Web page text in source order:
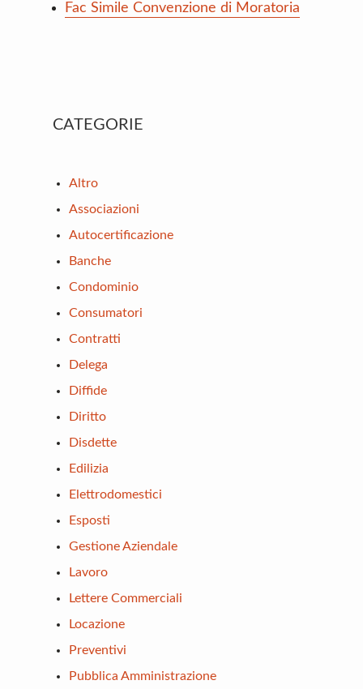
Fac Simile Convenzione di Moratoria
Primary
CATEGORIE
Altro
Associazioni
Autocertificazione
Banche
Condominio
Consumatori
Contratti
Delega
Diffide
Diritto
Disdette
Edilizia
Elettrodomestici
Esposti
Gestione Aziendale
Lavoro
Lettere Commerciali
Locazione
Preventivi
Pubblica Amministrazione